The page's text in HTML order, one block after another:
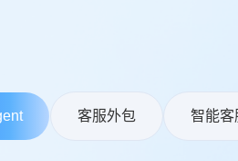
客服外包 智能客